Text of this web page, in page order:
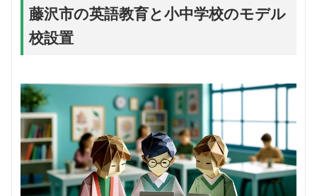
藤沢市の英語教育と小中学校のモデル
校設置